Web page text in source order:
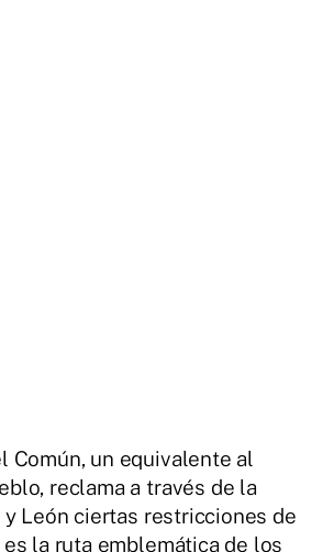
Común, un equivalente al
reclama a través de la
y León ciertas restricciones de
la ruta emblemática de los